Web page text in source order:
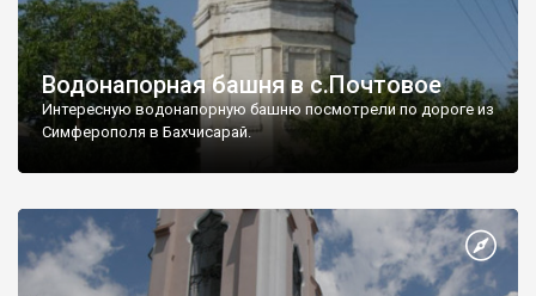
Водонапорная башня в с.Почтовое
Интересную водонапорную башню посмотрели по дороге из
Симферополя в Бахчисарай.